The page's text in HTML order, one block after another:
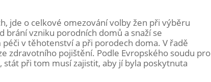
jde o celkové omezování volby žen při výběru
vzniku porodních domů a snaží se
v těhotenství a při porodech doma. V řadě
zdravotního pojištění. Podle Evropského soudu pro
při tom musí zajistit, aby jí byla poskytnuta